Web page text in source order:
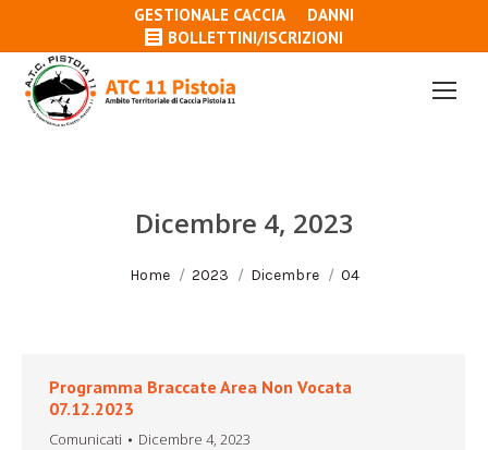
GESTIONALE CACCIA
DANNI
BOLLETTINI/ISCRIZIONI
Dicembre 4, 2023
Tu sei qui:
Home 2023 Dicembre 04
Programma Braccate Area Non Vocata
07.12.2023
Comunicati Dicembre 4, 2023